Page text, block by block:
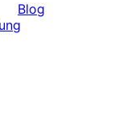
Blog